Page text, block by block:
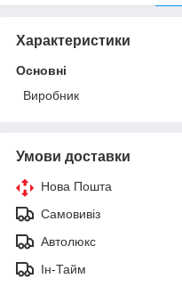
Характеристики
Основні
Виробник
Умови доставки
Нова Пошта
Самовивіз
Автолюкс
Ін-Тайм